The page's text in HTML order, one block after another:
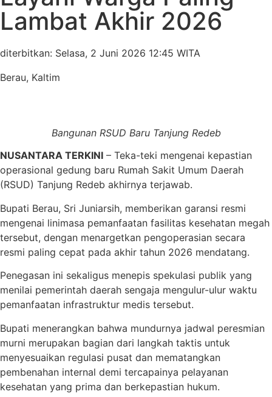
Lambat Akhir 2026
diterbitkan: Selasa, 2 Juni 2026 12:45 WITA
Berau, Kaltim
Bangunan RSUD Baru Tanjung Redeb
NUSANTARA TERKINI – Teka-teki mengenai kepastian
operasional gedung baru Rumah Sakit Umum Daerah
(RSUD) Tanjung Redeb akhirnya terjawab.
Bupati Berau, Sri Juniarsih, memberikan garansi resmi
mengenai linimasa pemanfaatan fasilitas kesehatan megah
tersebut, dengan menargetkan pengoperasian secara
resmi paling cepat pada akhir tahun 2026 mendatang.
Penegasan ini sekaligus menepis spekulasi publik yang
menilai pemerintah daerah sengaja mengulur-ulur waktu
pemanfaatan infrastruktur medis tersebut.
Bupati menerangkan bahwa mundurnya jadwal peresmian
murni merupakan bagian dari langkah taktis untuk
menyesuaikan regulasi pusat dan mematangkan
pembenahan internal demi tercapainya pelayanan
kesehatan yang prima dan berkepastian hukum.